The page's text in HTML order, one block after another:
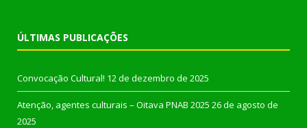
ÚLTIMAS PUBLICAÇÕES
Convocação Cultural! 12 de dezembro de 2025
Atenção, agentes culturais – Oitava PNAB 2025 26 de agosto de
2025